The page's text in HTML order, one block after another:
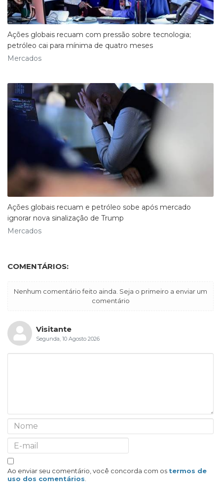
Ações globais recuam com pressão sobre tecnologia;
petróleo cai para mínima de quatro meses
Mercados
Ações globais recuam e petróleo sobe após mercado
ignorar nova sinalização de Trump
Mercados
COMENTÁRIOS:
Nenhum comentário feito ainda. Seja o primeiro a enviar um
comentário
Visitante
Segunda, 10 Agosto 2026
Ao enviar seu comentário, você concorda com os termos de
uso dos comentários